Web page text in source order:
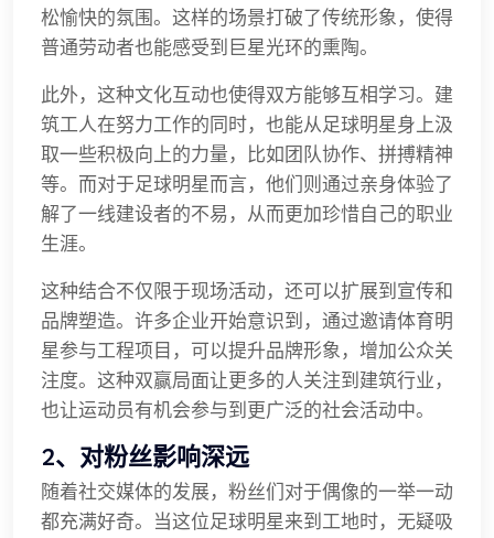
松愉快的氛围。这样的场景打破了传统形象，使得
普通劳动者也能感受到巨星光环的熏陶。
此外，这种文化互动也使得双方能够互相学习。建
筑工人在努力工作的同时，也能从足球明星身上汲
取一些积极向上的力量，比如团队协作、拼搏精神
等。而对于足球明星而言，他们则通过亲身体验了
解了一线建设者的不易，从而更加珍惜自己的职业
生涯。
这种结合不仅限于现场活动，还可以扩展到宣传和
品牌塑造。许多企业开始意识到，通过邀请体育明
星参与工程项目，可以提升品牌形象，增加公众关
注度。这种双赢局面让更多的人关注到建筑行业，
也让运动员有机会参与到更广泛的社会活动中。
2、对粉丝影响深远
随着社交媒体的发展，粉丝们对于偶像的一举一动
都充满好奇。当这位足球明星来到工地时，无疑吸